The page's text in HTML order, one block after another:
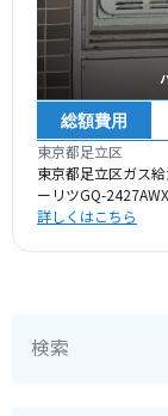
総額費用
東京都足立区
東京都足立区ガス
ーリツGQ-
詳しくはこちら